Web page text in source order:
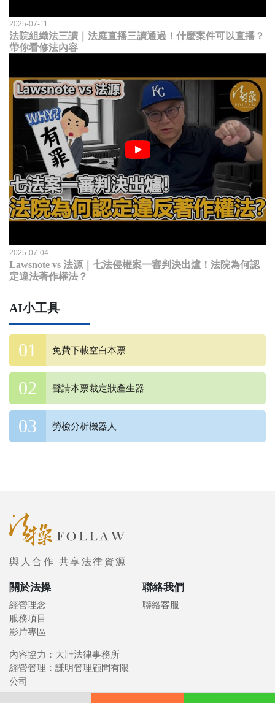
2025-07-11
法院組織法三讀｜法庭直播三讀通過！什麼案件可以直播？
帶你看修法內容
2025-07-04
Lawsnote vs 法源｜七法侵權案一審判決出爐！法院為何認
定違法著作權法？
AI小工具
免費下載空白本票
聲請本票裁定狀產生器
勞檢分析機器人
與人合作 共享法律資源
關於法操
經營理念
服務項目
影片專區
聯絡我們
聯絡客服
內容協力：大壯法律事務所
經營管理：謙明管理顧問有限
公司